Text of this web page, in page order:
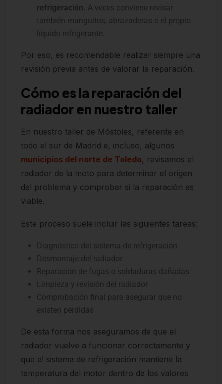
refrigeración. A veces conviene revisar
también manguitos, abrazaderas o el propio
líquido refrigerante.
Por eso, es recomendable realizar siempre una
revisión previa antes de valorar la reparación.
Cómo es la reparación del
radiador en nuestro taller
En nuestro taller de Móstoles, referente en
todo el sur de Madrid e, incluso, algunos
municipios del norte de Toledo, revisamos el
radiador de la moto para determinar el origen
del problema y comprobar si la reparación es
viable.
Este proceso suele incluir las siguientes tareas:
Diagnóstico del sistema de refrigeración
Desmontaje del radiador
Reparación de fugas o soldaduras dañadas
Limpieza y revisión del radiador
Comprobación final para asegurar que no
existen pérdidas
De esta forma nos aseguramos de que el
radiador vuelve a funcionar correctamente y
que el sistema de refrigeración mantiene la
temperatura del motor dentro de los valores